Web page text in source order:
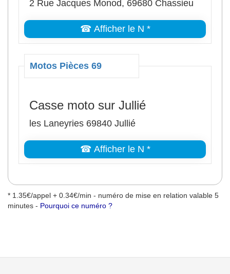
2 Rue Jacques Monod, 69680 Chassieu
☎ Afficher le N *
Motos Pièces 69
Casse moto sur Jullié
les Laneyries 69840 Jullié
☎ Afficher le N *
* 1.35€/appel + 0.34€/min - numéro de mise en relation valable 5
minutes - Pourquoi ce numéro ?